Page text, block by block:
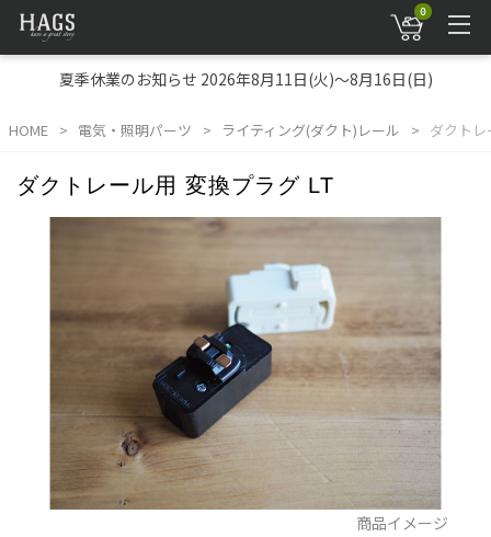
0
夏季休業のお知らせ 2026年8月11日(火)～8月16日(日)
HOME 電気・照明パーツ ライティング(ダクト)レール ダクトレ
ダクトレール用 変換プラグ LT
商品イメージ